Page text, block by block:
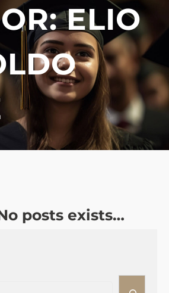
ELIO
posts exists…